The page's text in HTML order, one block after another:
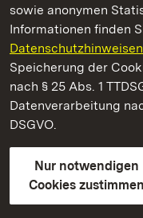
sowie anonymen
Informationen finden
Speicherung der
nach § 25 Abs. 1
Datenverarbeitung
DSGVO.
Nur notwendigen
Cookies zustimmen
Staatliche Schlösser und
Staatliche Schlösser
Kontakt
Gebärdensprache
Erklärung zur
BITV-konform